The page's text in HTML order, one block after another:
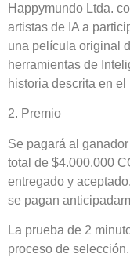
Happymundo Ltda.
artistas de IA a
una película original
herramientas de
historia descrita en el
2. Premio
Se pagará al
total de $4.000.000
entregado y
se pagan
La prueba de 2
proceso de selección.